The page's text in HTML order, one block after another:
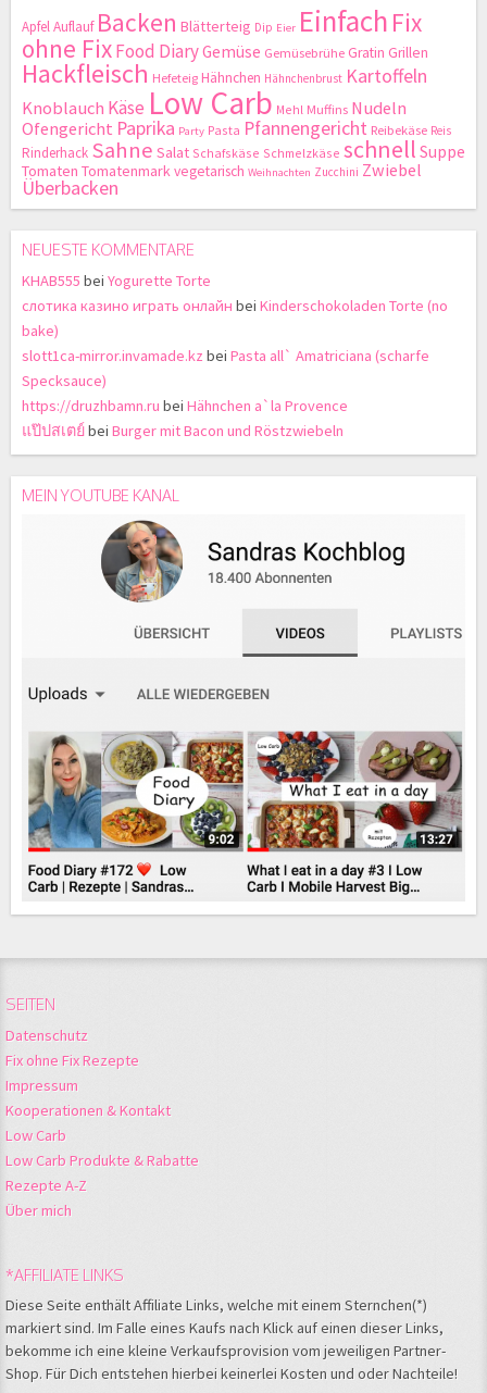
ApfelAuflauf Backen Blätterteig Dip Eier Einfach Fix
ohne FixFood DiaryGemüse Gemüsebrühe Gratin Grillen
Hackfleisch Hefeteig Hähnchen Hähnchenbrust Kartoffeln
Knoblauch Käse Low Carb Mehl Muffins Nudeln
Ofengericht Paprika Party Pasta Pfannengericht Reibekäse Reis
Rinderhack Sahne Salat Schafskäse Schmelzkäse schnell Suppe
Tomaten Tomatenmarkvegetarisch Weihnachten Zucchini Zwiebel
Überbacken
NEUESTE KOMMENTARE
KHAB555 bei Yogurette Torte
слотика казино играть онлайн bei Kinderschokoladen Torte (no
bake)
slott1ca-mirror.invamade.kz bei Pasta all` Amatriciana (scharfe
Specksauce)
https://druzhbamn.ru bei Hähnchen a`la Provence
แป๊ปสเตย์bei Burger mit Bacon und Röstzwiebeln
MEIN YOUTUBE KANAL
SEITEN
Datenschutz
Fix ohne Fix Rezepte
Impressum
Kooperationen & Kontakt
Low Carb
Low Carb Produkte & Rabatte
Rezepte A-Z
Über mich
*AFFILIATE LINKS
Diese Seite enthält Affiliate Links, welche mit einem Sternchen(*)
markiert sind. Im Falle eines Kaufs nach Klick auf einen dieser Links,
bekomme ich eine kleine Verkaufsprovision vom jeweiligen Partner-
Shop. Für Dich entstehen hierbei keinerlei Kosten und oder Nachteile!